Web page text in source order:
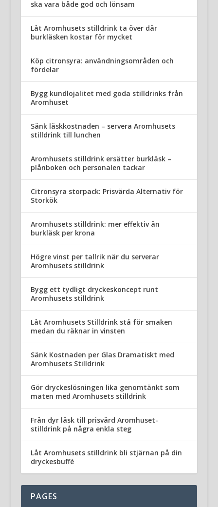
ska vara både god och lönsam
Låt Aromhusets stilldrink ta över där
burkläsken kostar för mycket
Köp citronsyra: användningsområden och
fördelar
Bygg kundlojalitet med goda stilldrinks från
Aromhuset
Sänk läskkostnaden – servera Aromhusets
stilldrink till lunchen
Aromhusets stilldrink ersätter burkläsk –
plånboken och personalen tackar
Citronsyra storpack: Prisvärda Alternativ för
Storkök
Aromhusets stilldrink: mer effektiv än
burkläsk per krona
Högre vinst per tallrik när du serverar
Aromhusets stilldrink
Bygg ett tydligt dryckeskoncept runt
Aromhusets stilldrink
Låt Aromhusets Stilldrink stå för smaken
medan du räknar in vinsten
Sänk Kostnaden per Glas Dramatiskt med
Aromhusets Stilldrink
Gör dryckeslösningen lika genomtänkt som
maten med Aromhusets stilldrink
Från dyr läsk till prisvärd Aromhuset-
stilldrink på några enkla steg
Låt Aromhusets stilldrink bli stjärnan på din
dryckesbuffé
PAGES